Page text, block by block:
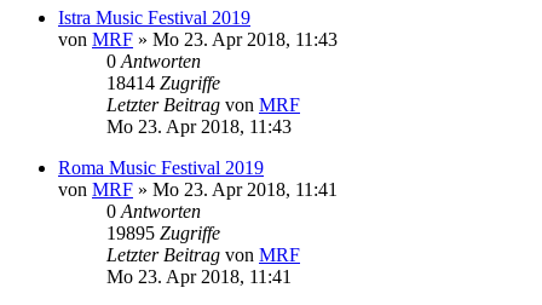
Istra Music Festival 2019
von MRF » Mo 23. Apr 2018, 11:43
0 Antworten
18414 Zugriffe
Letzter Beitrag von MRF
Mo 23. Apr 2018, 11:43
Roma Music Festival 2019
von MRF » Mo 23. Apr 2018, 11:41
0 Antworten
19895 Zugriffe
Letzter Beitrag von MRF
Mo 23. Apr 2018, 11:41